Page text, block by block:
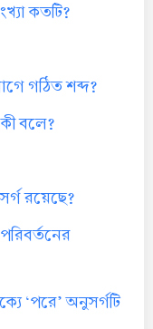
কতটি?
গঠিত শব্দ?
বলে?
রয়েছে?
‘পরে’ অনুসর্গটি